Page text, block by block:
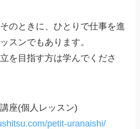
のときに、ひとりで仕事を進
スンでもあります。
を目指す方は学んでくださ
座(個人レッスン)
petit-uranaishi/